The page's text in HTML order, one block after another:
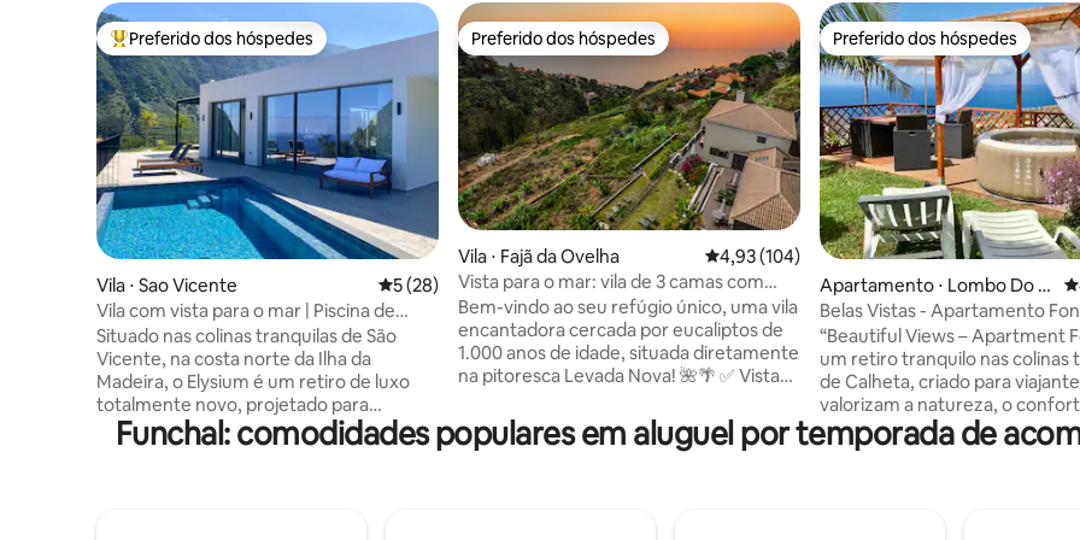
Entre os melhores preferidos dos hóspedes
Preferido dos hóspedes
Vila ⋅ Sao Vicente 5 de uma avaliação média de 5, 28 avaliações
5 (28)
Vila com vista para o mar | Piscina de
borda infinita, banheira de
hidromassagem, sauna
Situado nas colinas tranquilas de São
Vicente, na costa norte da Ilha da
Madeira, o Elysium é um retiro de luxo
totalmente novo, projetado para
proporcionar relaxamento, privacidade e
belas vistas. Acorde com a paisagem do
Preferido dos hóspedes
Preferido dos hóspedes
Vila ⋅ Fajã da Ovelha 4,93 de uma avaliação média de 5, 104
4,93 (104)
Vista para o mar: vila de 3 camas com
terraços e banheira de hidromassagem
Bem-vindo ao seu refúgio único, uma vila
encantadora cercada por eucaliptos de
1.000 anos de idade, situada diretamente
na pitoresca Levada Nova! 🌺🌴 ✅ Vistas
escapadela serena Internet ✅ de alta
velocidade para trabalho remoto
Preferido dos hóspedes
Preferido dos hóspedes
Apartamento ⋅ Lombo Do D
outor
Belas Vistas - Apartamento
“Beautiful Views – Apartment
um retiro tranquilo nas colinas
de Calheta, criado para
valorizam a natureza, o
autêntica da ilha. Rodeado por
abertas e ar fresco, é a base
Funchal: comodidades populares em aluguel por temporada de